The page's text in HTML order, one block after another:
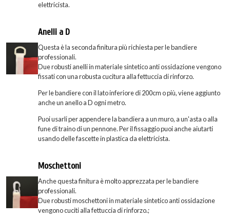
elettricista.
Anelli a D
Questa è la seconda finitura più richiesta per le bandiere
professionali.
Due robusti anelli in materiale sintetico anti ossidazione vengono
fissati con una robusta cucitura alla fettuccia di rinforzo.
Per le bandiere con il lato inferiore di 200cm o più, viene aggiunto
anche un anello a D ogni metro.
Puoi usarli per appendere la bandiera a un muro, a un'asta o alla
fune di traino di un pennone. Per il fissaggio puoi anche aiutarti
usando delle fascette in plastica da elettricista.
Moschettoni
Anche questa finitura è molto apprezzata per le bandiere
professionali.
Due robusti moschettoni in materiale sintetico anti ossidazione
vengono cuciti alla fettuccia di rinforzo.;